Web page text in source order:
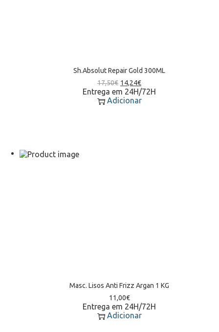
Sh.Absolut Repair Gold 300ML
17,50€ 14,24€
Entrega em 24H/72H
Adicionar
Masc. Lisos Anti Frizz Argan 1 KG
11,00€
Entrega em 24H/72H
Adicionar